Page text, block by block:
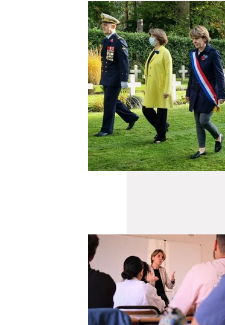
les consignes
chefs
l’éventuelle
la cybersécurité
la formation
Fin août, j'ai déposé
établissements
réponse apportée
Cette réunion s’est
Français de